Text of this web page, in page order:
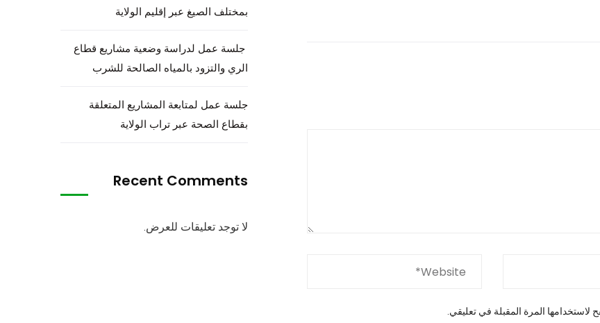
المرة المقبلة في تعليقي.
بمختلف الصيغ عبر إقليم الولاية
جلسة عمل لدراسة وضعية مشاريع قطاع
الري والتزود بالمياه الصالحة للشرب
جلسة عمل لمتابعة المشاريع المتعلقة
بقطاع الصحة عبر تراب الولاية
Recent Comments
لا توجد تعليقات للعرض.